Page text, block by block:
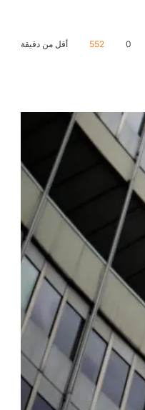
0
552 أقل من دقيقة